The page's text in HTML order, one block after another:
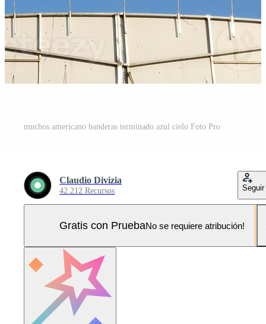
muchos americano banderas terminado azul cielo Foto Pro
Claudio Divizia
42.212 Recursos Seguir
Gratis con PruebaNo se requiere atribución!